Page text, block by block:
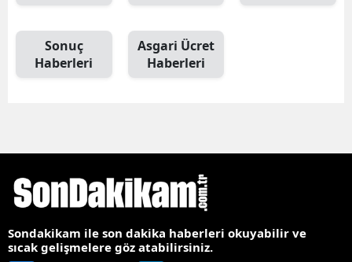
Sonuç
Haberleri
Asgari Ücret
Haberleri
Sondakikam ile son dakika haberleri okuyabilir ve
sıcak gelişmelere göz atabilirsiniz.